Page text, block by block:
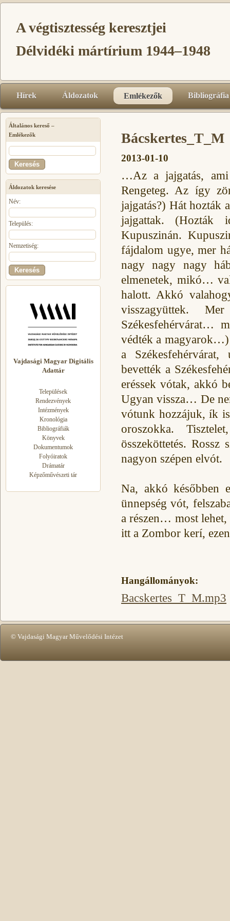
A végtisztesség keresztjei
Délvidéki mártírium 1944–1948
Hírek Áldozatok Emlékezők Bibliográfia
Általános kereső –
Emlékezők
Áldozatok keresése
Név:
Település:
Nemzetiség:
Vajdasági Magyar Digitális
Adattár
Települések
Rendezvények
Intézmények
Kronológia
Bibliográfiák
Könyvek
Dokumentumok
Folyóiratok
Drámatár
Képzőművészeti tár
Bácskertes_T_M
2013-01-10
…Az a jajgatás,
Rengeteg. Az így
jajgatás?) Hát hozták
jajgattak. (Hozták
Kupuszinán.
fájdalom ugye, mer
nagy nagy nagy
elmenetek, mikó…
halott. Akkó
visszagyüttek.
Székesfehérvárat…
védték a magyarok…)
a
bevették a
eréssek vótak, akkó
Ugyan vissza… De
vótunk hozzájuk, ík
oroszokka.
összeköttetés.
nagyon szépen elvót.
Na, akkó későbben
ünnepség vót,
a részen… most lehet,
itt a Zombor kerí,
Hangállományok:
Bacskertes_T_M.mp3
© Vajdasági Magyar Művelődési Intézet